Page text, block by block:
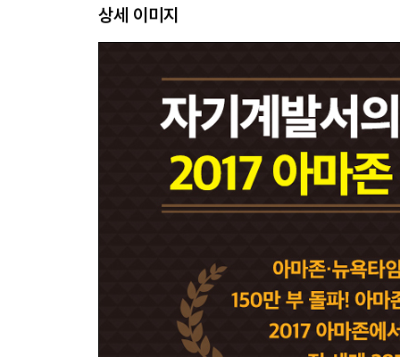
- 메탈리카에서 하루 아침에 쫓겨난 남자
- 같은 시련을 겪고도 다른 결말을 만들어낸 비틀스
- 더 나은 삶을 원한다면, 더 나은 가치에 신경 쓰라
※ 우리의 삶을 변화시킬 5가지 가치
5장. 선택을 했으면 책임도 져야지
- 42.195km를 어떻게 달릴 것인가
- 사회 부적응자를 최고의 석학으로 만든 선택
- 말랄라가 총에 맞서 지키려고 했던 것
- 어떤 패는 태어날 때부터 주어진다
- 할 거면 하고 말 거면 말아, ‘어떻게’는 필요 없어
6장. 넌 틀렸어, 물론 나도 틀렸고
상세 이미지